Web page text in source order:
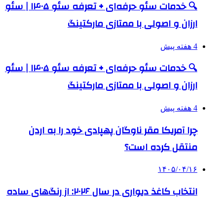
🔍 خدمات سئو حرفه‌ای + تعرفه سئو ۱۴۰۵ | سئو
ارزان و اصولی با ممتازی مارکتینگ
4 هفته پیش
🔍 خدمات سئو حرفه‌ای + تعرفه سئو ۱۴۰۵ | سئو
ارزان و اصولی با ممتازی مارکتینگ
4 هفته پیش
چرا آمریکا مقر ناوگان پهپادی خود را به اردن
منتقل کرده است؟
۱۴۰۵/۰۴/۱۶
انتخاب کاغذ دیواری در سال ۲۰۲۶: از رنگ‌های ساده